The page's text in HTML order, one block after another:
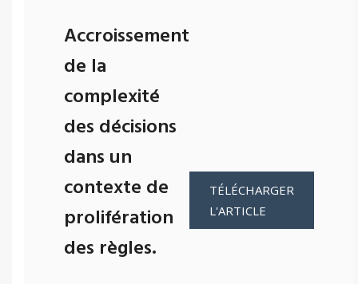
Accroissement
de la
complexité
des décisions
dans un
contexte de
prolifération
des règles.
TÉLÉCHARGER
L'ARTICLE